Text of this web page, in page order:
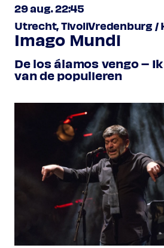
29 aug. 22:45
Utrecht, TivoliVredenburg /
Imago Mundi
De los álamos vengo –
van de populieren